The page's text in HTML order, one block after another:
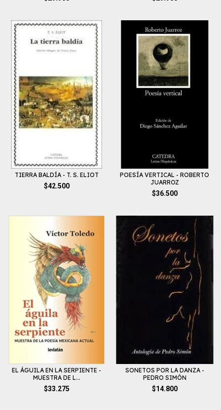
TIERRA BALDÍA - T. S. ELIOT
$42.500
POESÍA VERTICAL - ROBERTO
JUARROZ
$36.500
EL ÁGUILA EN LA SERPIENTE -
MUESTRA DE L...
$33.275
SONETOS POR LA DANZA -
PEDRO SIMÓN
$14.800